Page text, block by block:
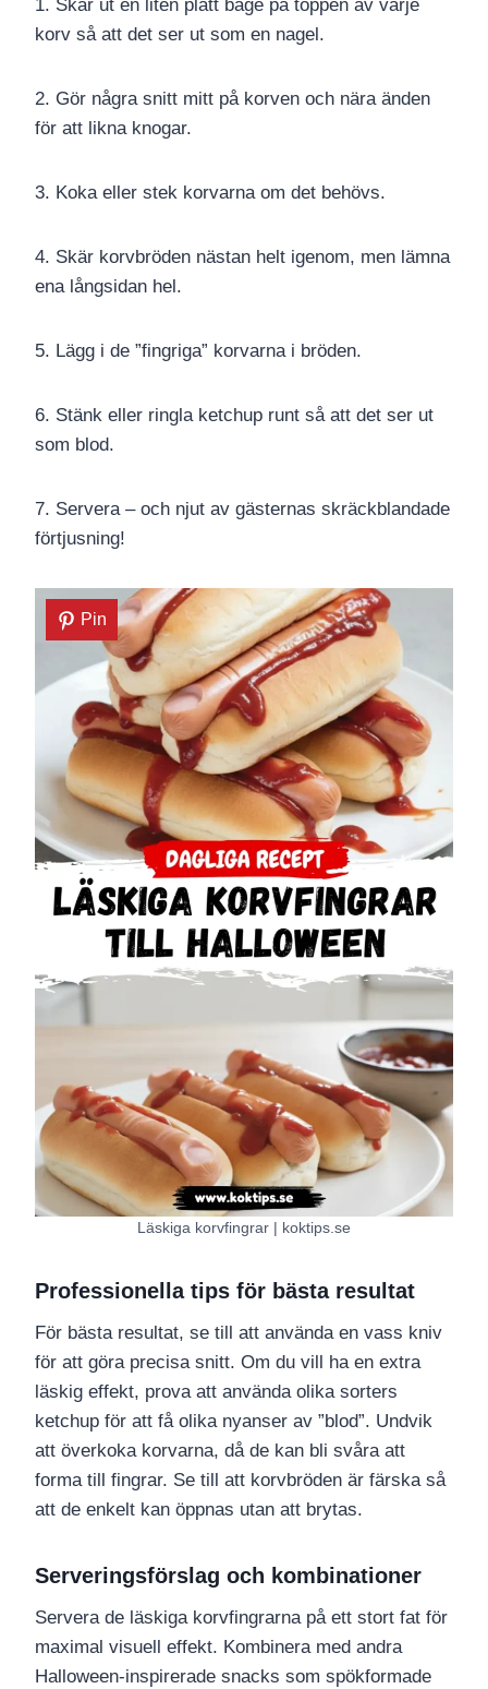
1. Skär ut en liten platt båge på toppen av varje
korv så att det ser ut som en nagel.
2. Gör några snitt mitt på korven och nära änden
för att likna knogar.
3. Koka eller stek korvarna om det behövs.
4. Skär korvbröden nästan helt igenom, men lämna
ena långsidan hel.
5. Lägg i de ”fingriga” korvarna i bröden.
6. Stänk eller ringla ketchup runt så att det ser ut
som blod.
7. Servera – och njut av gästernas skräckblandade
förtjusning!
Pin
Läskiga korvfingrar | koktips.se
Professionella tips för bästa resultat
För bästa resultat, se till att använda en vass kniv
för att göra precisa snitt. Om du vill ha en extra
läskig effekt, prova att använda olika sorters
ketchup för att få olika nyanser av ”blod”. Undvik
att överkoka korvarna, då de kan bli svåra att
forma till fingrar. Se till att korvbröden är färska så
att de enkelt kan öppnas utan att brytas.
Serveringsförslag och kombinationer
Servera de läskiga korvfingrarna på ett stort fat för
maximal visuell effekt. Kombinera med andra
Halloween-inspirerade snacks som spökformade